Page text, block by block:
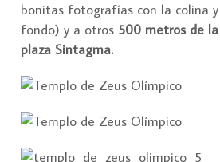
bonitas fotografías con la colina
fondo) y a otros 500 metros de
plaza Sintagma.